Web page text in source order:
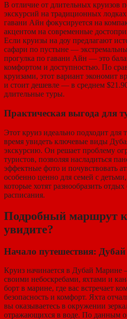
В отличие от длительных круизов
экскурсий на традиционных
гавани Айн фокусируется на
акцентом на современные
Если круизы на доу предлагают
сафари по пустыне —
прогулка по гавани Айн — это
комфортом и доступностью. По
круизами, этот вариант экономит
и стоит дешевле — в среднем
длительные туры.
Практическая выгода для
Этот круиз идеально подходит для
время увидеть ключевые виды
экскурсию. Он решает проблему
туристов, позволяя насладиться
эффектные фото и почувствовать
особенно ценно для семей с
которые хотят разнообразить отдых
расписания.
Подробный маршрут
увидите?
Начало путешествия:
Круиз начинается в Дубай Марине
своими небоскребами, яхтами и
борт в марине, где вас встречает
безопасность и комфорт. Яхта
вы оказываетесь в окружении
отражающихся в воде. По данным